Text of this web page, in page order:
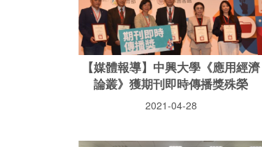
【媒體報導】中興大學《應用經濟
論叢》獲期刊即時傳播獎殊榮
2021-04-28